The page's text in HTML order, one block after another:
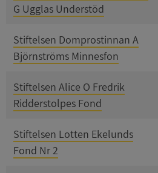
G Ugglas Understöd
Stiftelsen Domprostinnan A
Björnströms Minnesfon
Stiftelsen Alice O Fredrik
Ridderstolpes Fond
Stiftelsen Lotten Ekelunds
Fond Nr 2